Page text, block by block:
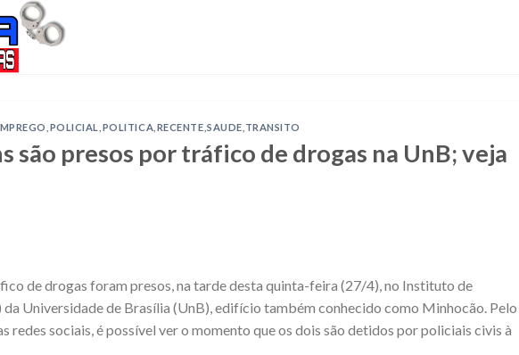
POLICIAL POLITICA RECENTE ,SAUDE TRANSITO
são presos por tráfico de drogas na UnB; veja
de drogas foram presos, na tarde desta quinta-feira (27/4), no Instituto de
da Universidade de Brasília (UnB), edifício também conhecido como Minhocão. Pelo
redes sociais, é possível ver o momento que os dois são detidos por policiais civis à